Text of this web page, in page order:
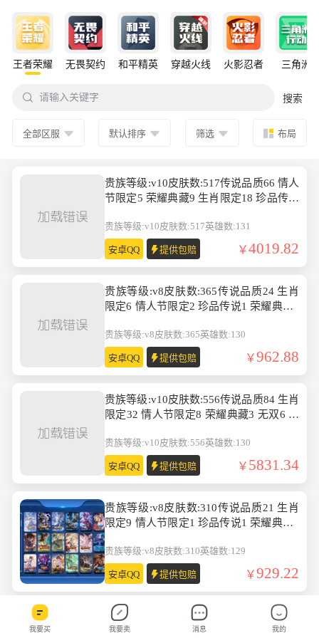
王者荣耀 无畏契约 和平精英 穿越火线 火影忍者 三角洲
 请输入关键字 搜索
全部区服 默认排序 筛选 布局
贵族等级:v10皮肤数:517传说品质66 情人
节限定5 荣耀典藏9 生肖限定18 珍品传说
贵族等级:v10皮肤数:517英雄数:131
安卓QQ 提供包赔 4019.82
贵族等级:v8皮肤数:365传说品质24 生肖
限定6 情人节限定2 珍品传说1 荣耀典藏1
贵族等级:v8皮肤数:365英雄数:130
安卓QQ 提供包赔 962.88
贵族等级:v10皮肤数:556传说品质84 生肖
限定32 情人节限定8 荣耀典藏3 无双6 珍
贵族等级:v10皮肤数:556英雄数:130
安卓QQ 提供包赔 5831.34
贵族等级:v8皮肤数:310传说品质21 生肖
限定9 情人节限定1 珍品传说1 荣耀典藏2
贵族等级:v8皮肤数:310英雄数:129
安卓QQ 提供包赔 929.22
贵族等级:v7皮肤数:128情人节限定1 传说
品质1 英雄数:126
我要买 我要卖 消息 我的